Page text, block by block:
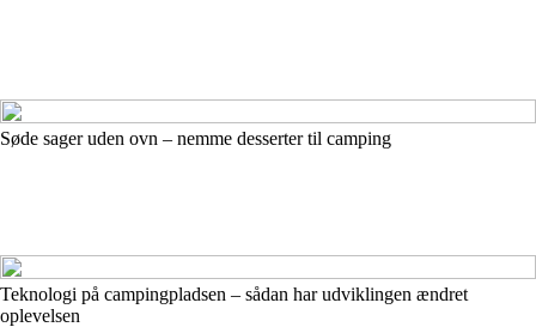
Søde sager uden ovn – nemme desserter til camping
Teknologi på campingpladsen – sådan har udviklingen ændret
oplevelsen